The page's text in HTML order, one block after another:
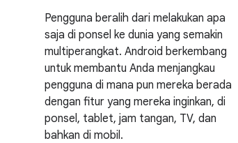
Pengguna beralih dari melakukan apa
saja di ponsel ke dunia yang semakin
multiperangkat. Android berkembang
untuk membantu Anda menjangkau
pengguna di mana pun mereka berada
dengan fitur yang mereka inginkan, di
ponsel, tablet, jam tangan, TV, dan
bahkan di mobil.